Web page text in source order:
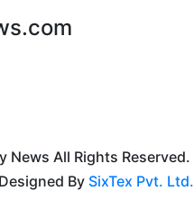
All Rights Reserved.
Designed By SixTex Pvt. Ltd.